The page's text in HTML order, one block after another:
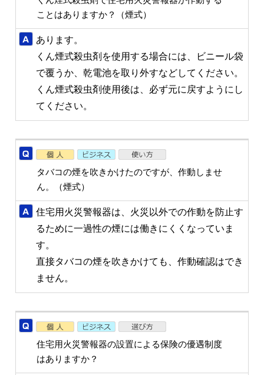
ことはありますか？（煙式）
あります。
くん煙式殺虫剤を使用する場合には、ビニール袋
で覆うか、乾電池を取り外すなどしてください。
くん煙式殺虫剤使用後は、必ず元に戻すようにし
てください。
タバコの煙を吹きかけたのですが、作動しませ
ん。（煙式）
住宅用火災警報器は、火災以外での作動を防止す
るために一過性の煙には働きにくくなっていま
す。
直接タバコの煙を吹きかけても、作動確認はでき
ません。
住宅用火災警報器の設置による保険の優遇制度
はありますか？